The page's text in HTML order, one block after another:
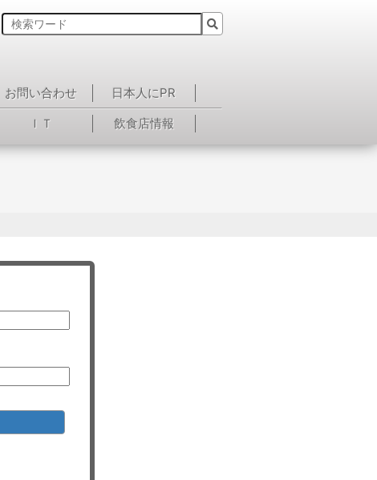
お問い合わせ
日本人にPR
ＩＴ 飲食店情報